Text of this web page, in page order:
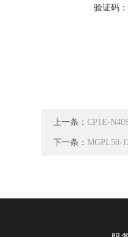
验证码：
上一条： CP1E-
下一条： MGPL50-